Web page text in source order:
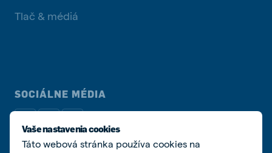
Tlač & médiá
SOCIÁLNE MÉDIA
Vaše nastavenia cookies
Táto webová stránka používa cookies na